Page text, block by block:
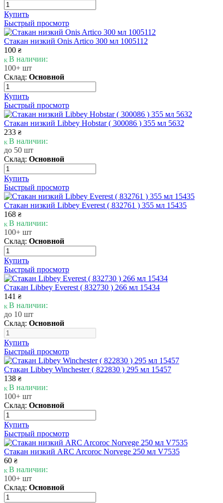
Купить
Быстрый просмотр
Стакан низкий Onis Artico 300 мл 1005112
100 ₴
В наличии:
100+ шт
Склад: Основной
Купить
Быстрый просмотр
Стакан низкий Libbey Hobstar ( 300086 ) 355 мл 5632
233 ₴
В наличии:
до 50 шт
Склад: Основной
Купить
Быстрый просмотр
Стакан низкий Libbey Everest ( 832761 ) 355 мл 15435
168 ₴
В наличии:
100+ шт
Склад: Основной
Купить
Быстрый просмотр
Стакан Libbey Everest ( 832730 ) 266 мл 15434
141 ₴
В наличии:
до 10 шт
Склад: Основной
Купить
Быстрый просмотр
Стакан Libbey Winchester ( 822830 ) 295 мл 15457
138 ₴
В наличии:
100+ шт
Склад: Основной
Купить
Быстрый просмотр
Стакан низкий ARC Arcoroc Norvege 250 мл V7535
60 ₴
В наличии:
100+ шт
Склад: Основной